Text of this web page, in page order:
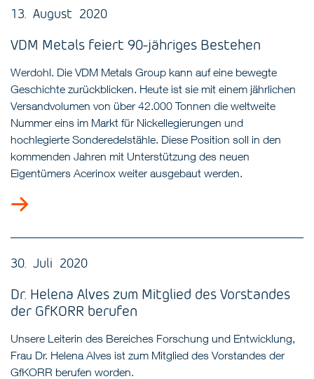
13. August 2020
VDM Metals feiert 90-jähriges Bestehen
Werdohl. Die VDM Metals Group kann auf eine bewegte
Geschichte zurückblicken. Heute ist sie mit einem jährlichen
Versandvolumen von über 42.000 Tonnen die weltweite
Nummer eins im Markt für Nickellegierungen und
hochlegierte Sonderedelstähle. Diese Position soll in den
kommenden Jahren mit Unterstützung des neuen
Eigentümers Acerinox weiter ausgebaut werden.
30. Juli 2020
Dr. Helena Alves zum Mitglied des Vorstandes
der GfKORR berufen
Unsere Leiterin des Bereiches Forschung und Entwicklung,
Frau Dr. Helena Alves ist zum Mitglied des Vorstandes der
GfKORR berufen worden.